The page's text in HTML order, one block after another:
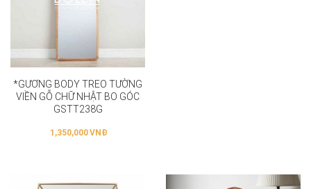
*GƯƠNG BODY TREO TƯỜNG
VIỀN GỖ CHỮ NHẬT BO GÓC
GSTT238G
1,350,000VNĐ